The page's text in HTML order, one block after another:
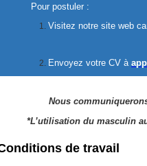
Pour postuler :
Visitez notre site web
Envoyez votre CV à
Nous
*L’utilisation du masculin
de travail